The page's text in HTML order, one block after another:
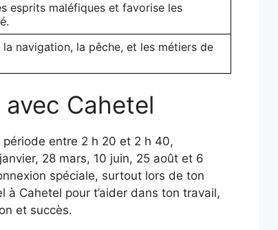
esprits maléfiques et favorise les
navigation, la pêche, et les métiers de
Cahetel
période entre 2 h 20 et 2 h 40,
28 mars, 10 juin, 25 août et 6
spéciale, surtout lors de ton
Cahetel pour t’aider dans ton travail,
et succès.